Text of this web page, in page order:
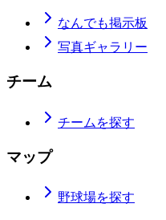
なんでも掲示板
写真ギャラリー
チーム
チームを探す
マップ
野球場を探す